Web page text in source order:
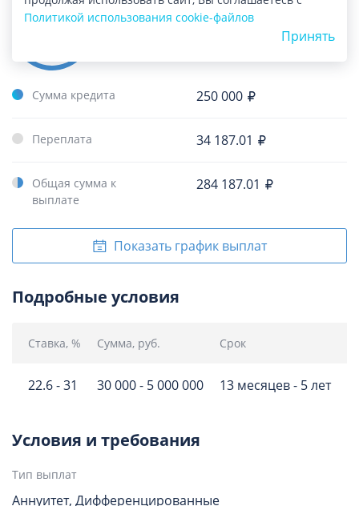
Ставка Ежемесячный платеж
Сумма кредита 250 000
Переплата 34 187.01
Общая сумма к
выплате
284 187.01
Показать график выплат
Подробные условия
Ставка, % Сумма, руб. Срок
22.6 - 31 30 000 - 5 000 000 13 месяцев - 5 лет
Условия и требования
Тип выплат
Аннуитет, Дифференцированные
Политикой использования cookie-файлов
Принять